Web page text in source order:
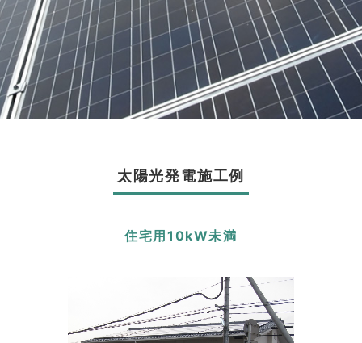
太陽光発電施工例
住宅用10kW未満